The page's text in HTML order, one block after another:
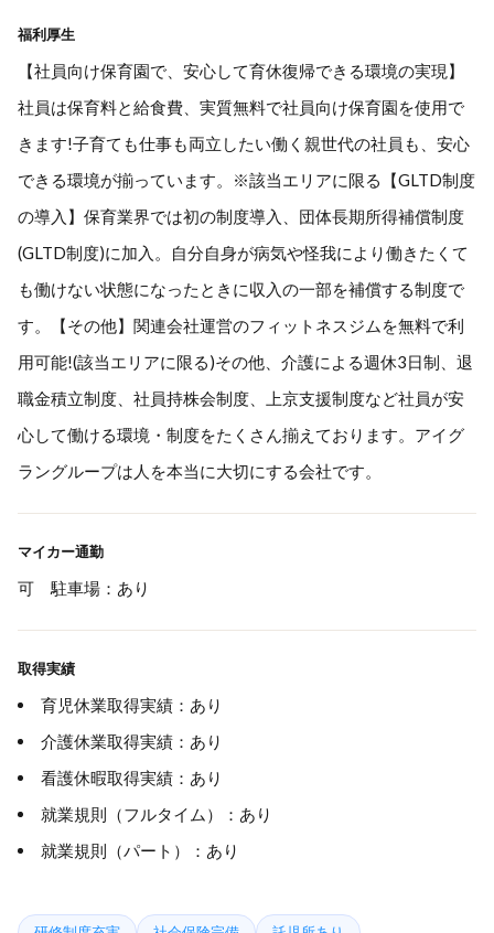
福利厚生
【社員向け保育園で、安心して育休復帰できる環境の実現】
社員は保育料と給食費、実質無料で社員向け保育園を使用で
きます!子育ても仕事も両立したい働く親世代の社員も、安心
できる環境が揃っています。※該当エリアに限る【GLTD制度
の導入】保育業界では初の制度導入、団体長期所得補償制度
(GLTD制度)に加入。自分自身が病気や怪我により働きたくて
も働けない状態になったときに収入の一部を補償する制度で
す。【その他】関連会社運営のフィットネスジムを無料で利
用可能!(該当エリアに限る)その他、介護による週休3日制、退
職金積立制度、社員持株会制度、上京支援制度など社員が安
心して働ける環境・制度をたくさん揃えております。アイグ
ラングループは人を本当に大切にする会社です。
マイカー通勤
可 駐車場：あり
取得実績
育児休業取得実績：あり
介護休業取得実績：あり
看護休暇取得実績：あり
就業規則（フルタイム）：あり
就業規則（パート）：あり